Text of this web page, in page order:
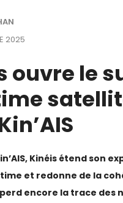
2025
ouvre le
Kinéis étend son
et redonne de la
encore la trace des